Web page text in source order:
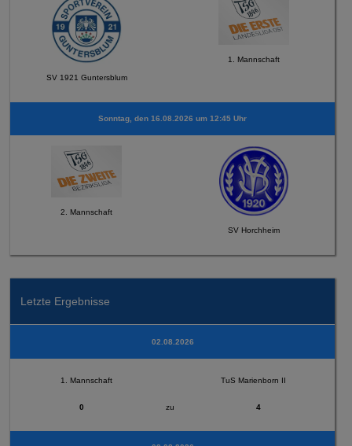
SV 1921 Guntersblum
1. Mannschaft
Sonntag, den 16.08.2026 um 12:45 Uhr
2. Mannschaft
SV Horchheim
Letzte Ergebnisse
02.08.2026
1. Mannschaft TuS Marienborn II
0 zu 4